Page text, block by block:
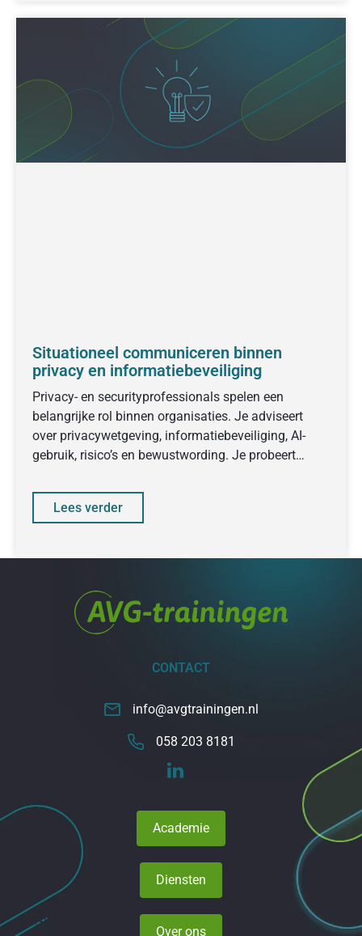
Situationeel communiceren binnen
privacy en informatiebeveiliging
Privacy- en securityprofessionals spelen een
belangrijke rol binnen organisaties. Je adviseert
over privacywetgeving, informatiebeveiliging, AI-
gebruik, risico’s en bewustwording. Je probeert
Lees verder
CONTACT
058 203 8181
info@avgtrainingen.nl
Academie
Diensten
Over ons